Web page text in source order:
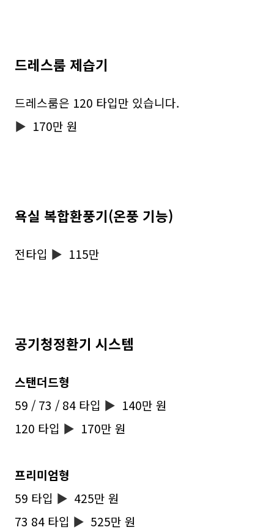
드레스룸 제습기
드레스룸은 120 타입만 있습니다.
▶ 170만 원
욕실 복합환풍기(온풍 기능)
전타입 ▶ 115만
공기청정환기 시스템
스탠더드형
59 / 73 / 84 타입 ▶ 140만 원
120 타입 ▶ 170만 원
프리미엄형
59 타입 ▶ 425만 원
73 84 타입 ▶ 525만 원